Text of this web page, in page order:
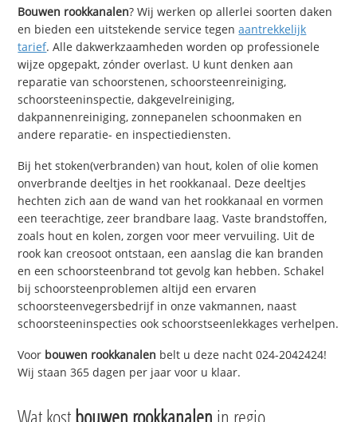
Bouwen rookkanalen? Wij werken op allerlei soorten daken
en bieden een uitstekende service tegenaantrekkelijk
tarief. Alle dakwerkzaamheden worden op professionele
wijze opgepakt, zónder overlast. U kunt denken aan
reparatie van schoorstenen, schoorsteenreiniging,
schoorsteeninspectie, dakgevelreiniging,
dakpannenreiniging, zonnepanelen schoonmaken en
andere reparatie- en inspectiediensten.
Bij het stoken(verbranden) van hout, kolen of olie komen
onverbrande deeltjes in het rookkanaal. Deze deeltjes
hechten zich aan de wand van het rookkanaal en vormen
een teerachtige, zeer brandbare laag. Vaste brandstoffen,
zoals hout en kolen, zorgen voor meer vervuiling. Uit de
rook kan creosoot ontstaan, een aanslag die kan branden
en een schoorsteenbrand tot gevolg kan hebben. Schakel
bij schoorsteenproblemen altijd een ervaren
schoorsteenvegersbedrijf in onze vakmannen, naast
schoorsteeninspecties ook schoorstseenlekkages verhelpen.
Voor bouwen rookkanalen belt u deze nacht 024-2042424!
Wij staan 365 dagen per jaar voor u klaar.
Wat kostbouwen rookkanalen in regio